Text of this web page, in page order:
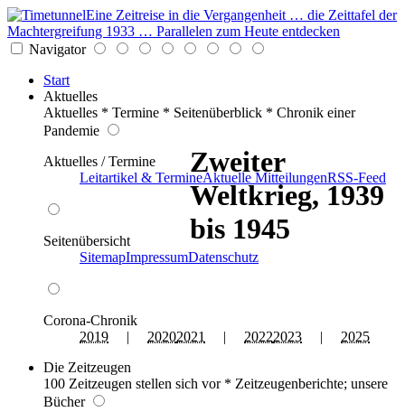
Eine Zeitreise in die Vergangenheit … die Zeittafel der
Machtergreifung 1933 … Parallelen zum Heute entdecken
Navigator
Start
Aktuelles
Aktuelles * Termine * Seitenüberblick * Chronik einer
Pandemie
Aktuelles / Termine
Leitartikel & TermineAktuelle MitteilungenRSS-Feed
Seitenübersicht
SitemapImpressumDatenschutz
Corona-Chronik
2019 | 20202021 | 20222023 | 2025
Die Zeitzeugen
100 Zeitzeugen stellen sich vor * Zeitzeugenberichte; unsere
Bücher
Zweiter
Weltkrieg, 1939
bis 1945